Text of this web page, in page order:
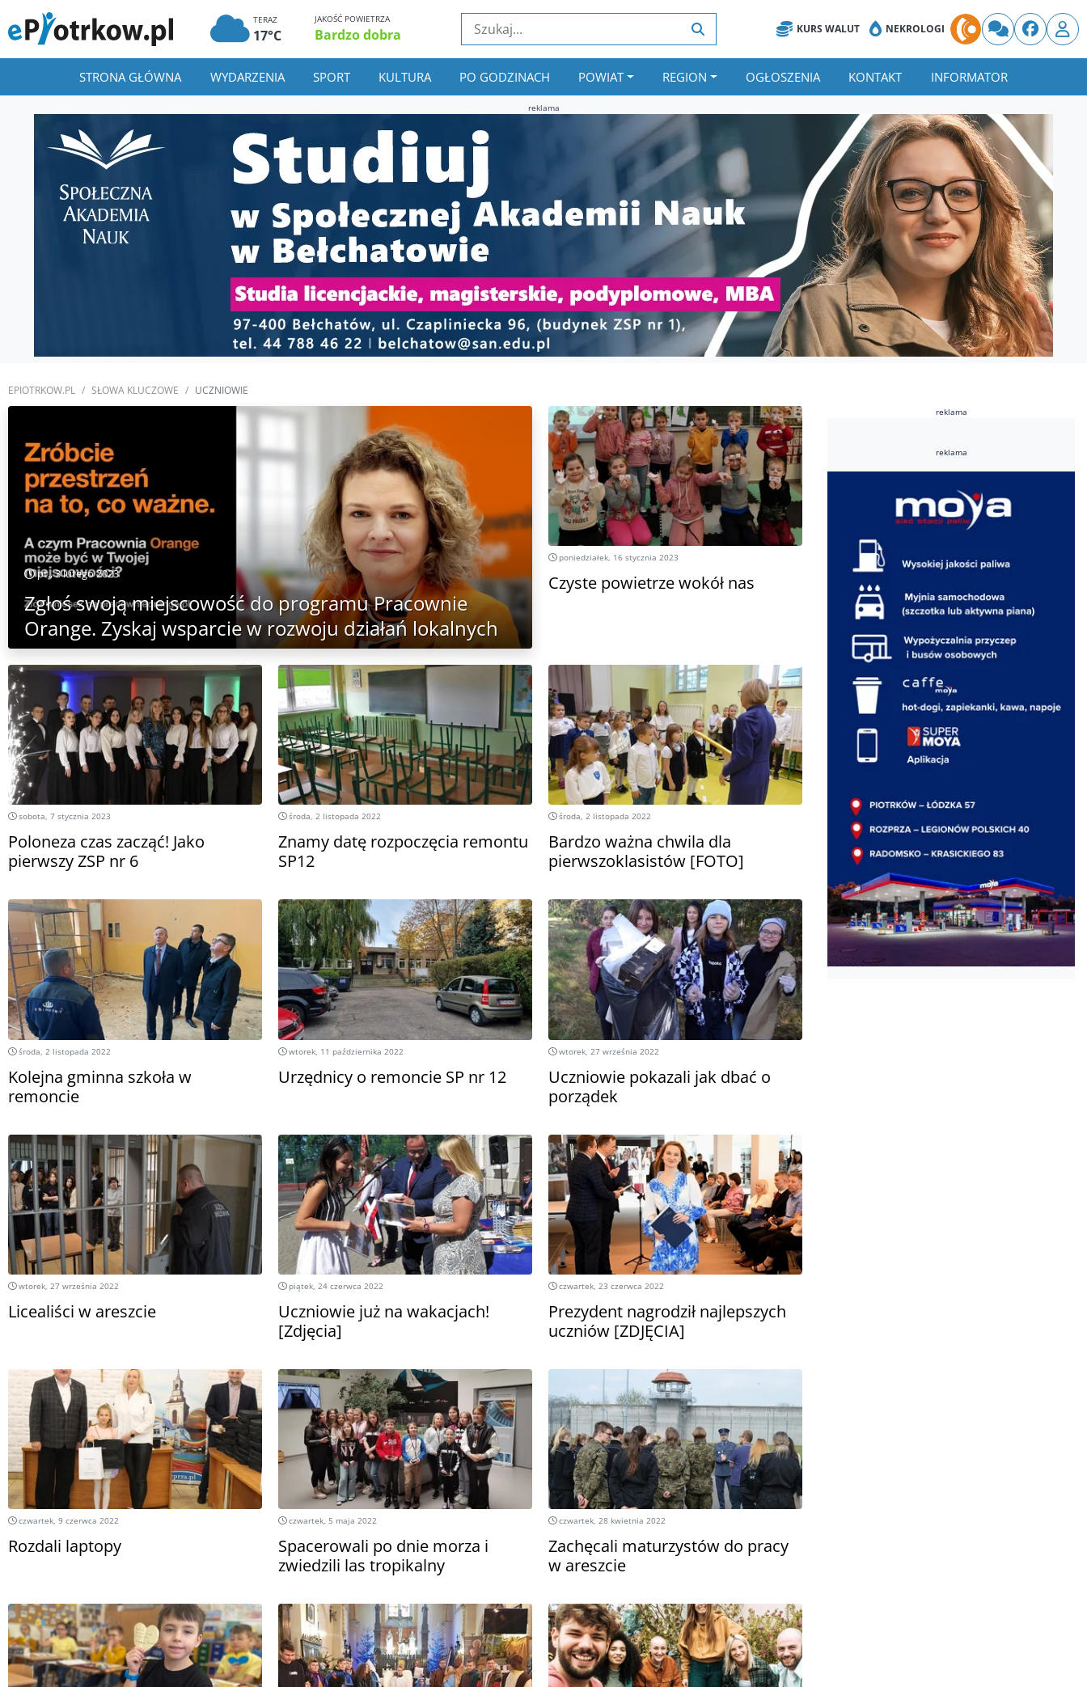
TERAZ
17°C
JAKOŚĆ POWIETRZA
Bardzo dobra KURS WALUT NEKROLOGI
STRONA GŁÓWNA WYDARZENIA SPORT KULTURA PO GODZINACH POWIAT REGION OGŁOSZENIA KONTAKT INFORMATOR
reklama
EPIOTRKOW.PL SŁOWA KLUCZOWE UCZNIOWIE
pt., 3 lutego 2023
Zgłoś swoją miejscowość do programu Pracownie
Orange. Zyskaj wsparcie w rozwoju działań lokalnych
poniedziałek, 16 stycznia 2023
Czyste powietrze wokół nas
sobota, 7 stycznia 2023
Poloneza czas zacząć! Jako
pierwszy ZSP nr 6
środa, 2 listopada 2022
Znamy datę rozpoczęcia remontu
SP12
środa, 2 listopada 2022
Bardzo ważna chwila dla
pierwszoklasistów [FOTO]
środa, 2 listopada 2022
Kolejna gminna szkoła w
remoncie
wtorek, 11 października 2022
Urzędnicy o remoncie SP nr 12
wtorek, 27 września 2022
Uczniowie pokazali jak dbać o
porządek
wtorek, 27 września 2022
Licealiści w areszcie
piątek, 24 czerwca 2022
Uczniowie już na wakacjach!
[Zdjęcia]
czwartek, 23 czerwca 2022
Prezydent nagrodził najlepszych
uczniów [ZDJĘCIA]
czwartek, 9 czerwca 2022
Rozdali laptopy
czwartek, 5 maja 2022
Spacerowali po dnie morza i
zwiedzili las tropikalny
czwartek, 28 kwietnia 2022
Zachęcali maturzystów do pracy
w areszcie
reklama
reklama